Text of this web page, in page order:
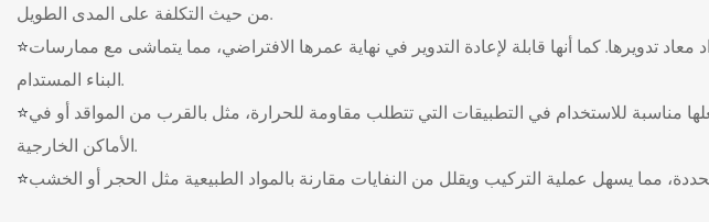
من حيث التكلفة على المدى الطويل.
تدويرها. كما أنها قابلة لإعادة التدوير في نهاية عمرها الافتراضي، مما يتماشى مع ممارسات
البناء المستدام.
مناسبة للاستخدام في التطبيقات التي تتطلب مقاومة للحرارة، مثل بالقرب من المواقد أو في
الأماكن الخارجية.